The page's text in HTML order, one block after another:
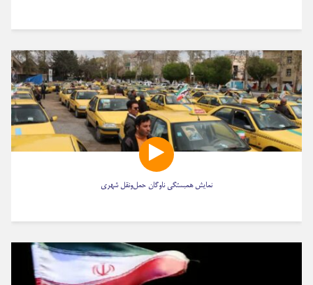
نمایش همبستگی ناوگان حمل‌ونقل شهری